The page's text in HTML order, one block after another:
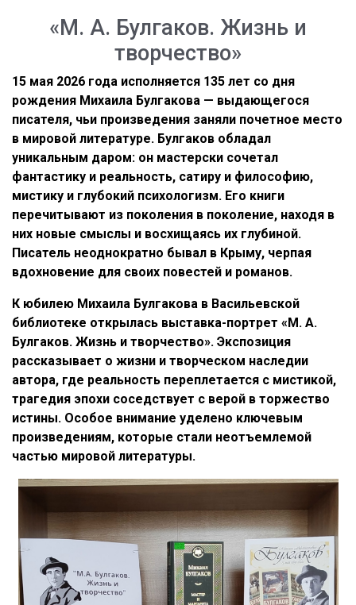
«М. А. Булгаков. Жизнь и
творчество»
15 мая 2026 года исполняется 135 лет со дня
рождения Михаила Булгакова — выдающегося
писателя, чьи произведения заняли почетное место
в мировой литературе. Булгаков обладал
уникальным даром: он мастерски сочетал
фантастику и реальность, сатиру и философию,
мистику и глубокий психологизм. Его книги
перечитывают из поколения в поколение, находя в
них новые смыслы и восхищаясь их глубиной.
Писатель неоднократно бывал в Крыму, черпая
вдохновение для своих повестей и романов.
К юбилею Михаила Булгакова в Васильевской
библиотеке открылась выставка-портрет «М. А.
Булгаков. Жизнь и творчество». Экспозиция
рассказывает о жизни и творческом наследии
автора, где реальность переплетается с мистикой,
трагедия эпохи соседствует с верой в торжество
истины. Особое внимание уделено ключевым
произведениям, которые стали неотъемлемой
частью мировой литературы.